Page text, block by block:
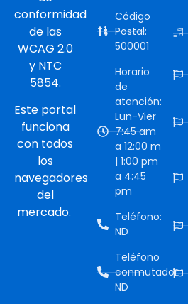
conformidad
de las
WCAG 2.0
y NTC
5854.
Este portal
funciona
con todos
los
navegadores
del
mercado.
Código
Postal:
500001
Horario
de
atención:
Lun-Vier
7:45 am
a 12:00 m
| 1:00 pm
a 4:45
pm
Teléfono:
ND
Teléfono
conmutador:
ND